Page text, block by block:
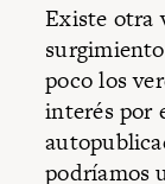
Existe otra
poco los
interés por
podríamos